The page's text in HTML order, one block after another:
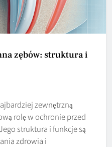
zębów: struktura i
zewnętrzną
rolę w ochronie przed
struktura i funkcje są
zdrowia i